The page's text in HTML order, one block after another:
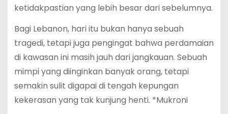
ketidakpastian yang lebih besar dari sebelumnya.
Bagi Lebanon, hari itu bukan hanya sebuah
tragedi, tetapi juga pengingat bahwa perdamaian
di kawasan ini masih jauh dari jangkauan. Sebuah
mimpi yang diinginkan banyak orang, tetapi
semakin sulit digapai di tengah kepungan
kekerasan yang tak kunjung henti. *Mukroni